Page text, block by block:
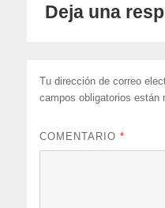
Deja una
Tu dirección de correo
campos obligatorios
COMENTARIO*